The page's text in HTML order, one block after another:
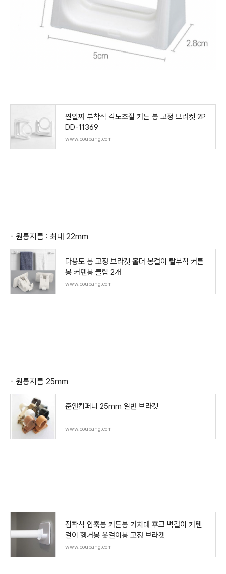
찐알짜 부착식 각도조절 커튼 봉 고정 브라켓 2P
DD-11369
www.coupang.com
- 원통지름 : 최대 22mm
다용도 봉 고정 브라켓 홀더 봉걸이 탈부착 커튼
봉 커텐봉 클립 2개
www.coupang.com
- 원통지름 25mm
준앤컴퍼니 25mm 일반 브라켓
www.coupang.com
접착식 압축봉 커튼봉 거치대 후크 벽걸이 커텐
걸이 행거봉 옷걸이봉 고정 브라켓
www.coupang.com